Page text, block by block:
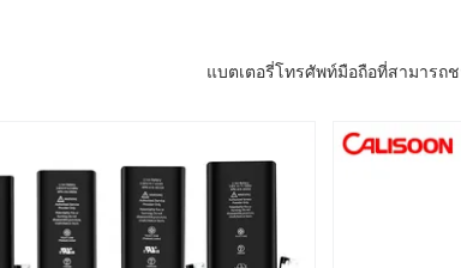
แบตเตอรี่โทรศัพท์มือถือที่สามารถช